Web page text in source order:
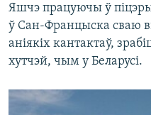
Яшчэ працуючы ў
ў Сан-Францыска сваю
аніякіх кантактаў,
хутчэй, чым у Беларусі.